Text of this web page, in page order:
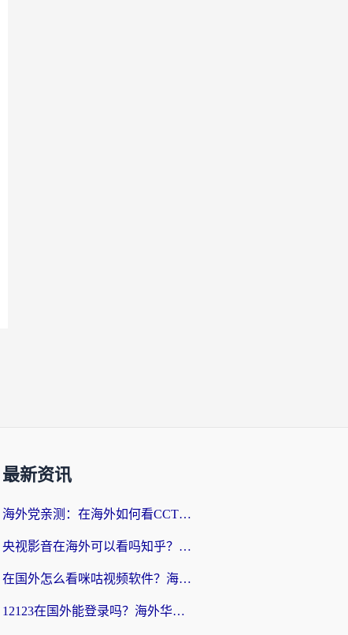
最新资讯
海外党亲测：在海外如何看CCTV？告别“仅限大陆播放”的实用指南
央视影音在海外可以看吗知乎？留学生亲测：3步解决地域限制+追剧自由
在国外怎么看咪咕视频软件？海外党亲测有效的回国加速方案
12123在国外能登录吗？海外华人必看的回国加速实用指南